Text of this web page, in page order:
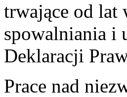
trwające od lat
spowalniania i
Deklaracji
Prace nad